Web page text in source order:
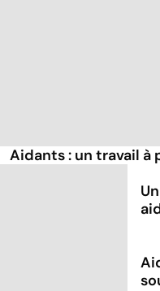
Aidants : un travail à